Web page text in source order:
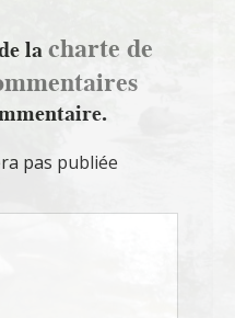
lacharte de
pas publiée